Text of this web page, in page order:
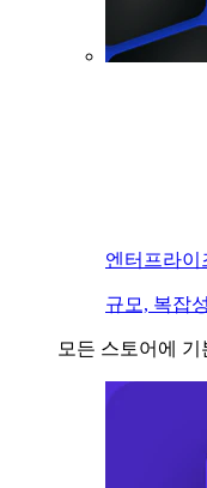
엔터프라이
규모, 복잡
모든 스토어에 기